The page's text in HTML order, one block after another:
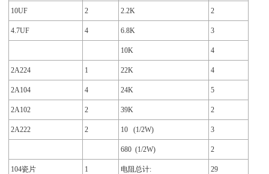
10UF 2 2.2K 2
4.7UF 4 6.8K 3
10K 4
2A224 1 22K 4
2A104 4 24K 5
2A102 2 39K 2
2A222 2 10 (1/2W) 3
680 (1/2W) 2
104瓷片 1 电阻总计: 29